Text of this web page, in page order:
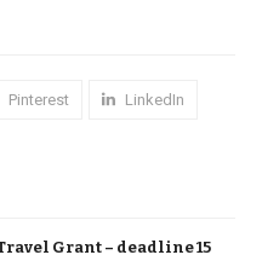
Pinterest LinkedIn
Grant – deadline 15